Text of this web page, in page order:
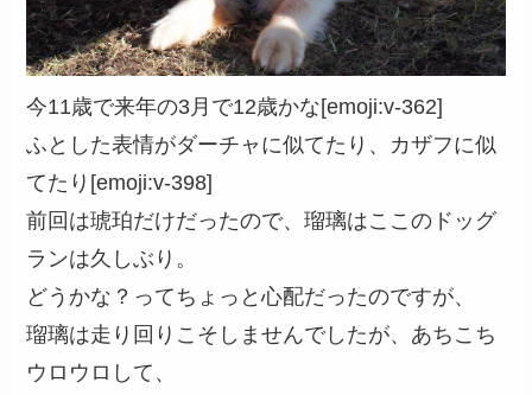
今11歳で来年の3月で12歳かな[emoji:v-362]
ふとした表情がダーチャに似てたり、カザフに似
てたり[emoji:v-398]
前回は琥珀だけだったので、瑠璃はここのドッグ
ランは久しぶり。
どうかな？ってちょっと心配だったのですが、
瑠璃は走り回りこそしませんでしたが、あちこち
ウロウロして、